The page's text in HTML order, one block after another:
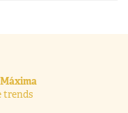
trends